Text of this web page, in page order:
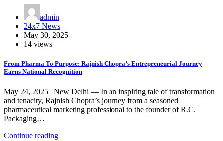
admin
24x7 News
May 30, 2025
14 views
From Pharma To Purpose: Rajnish Chopra’s Entrepreneurial Journey
Earns National Recognition
May 24, 2025 | New Delhi — In an inspiring tale of transformation
and tenacity, Rajnish Chopra’s journey from a seasoned
pharmaceutical marketing professional to the founder of R.C.
Packaging…
Continue reading